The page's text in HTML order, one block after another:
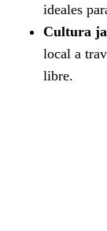
ideales
Cultura
local a
libre.